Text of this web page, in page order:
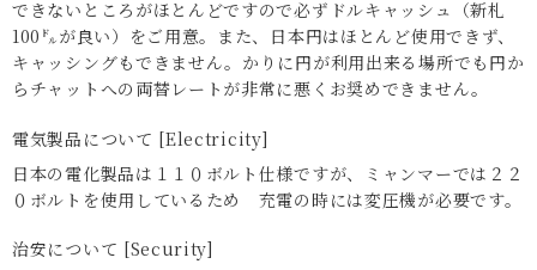
できないところがほとんどですので必ずドルキャッシュ（新札
100㌦が良い）をご用意。また、日本円はほとんど使用できず、
キャッシングもできません。かりに円が利用出来る場所でも円か
らチャットへの両替レートが非常に悪くお奨めできません。
電気製品について [Electricity]
日本の電化製品は１１０ボルト仕様ですが、ミャンマーでは２２
０ボルトを使用しているため 充電の時には変圧機が必要です。
治安について [Security]